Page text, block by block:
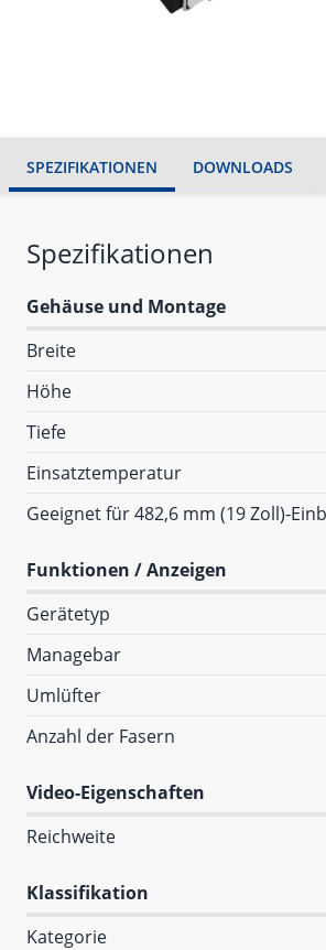
SPEZIFIKATIONEN DOWNLOADS
Spezifikationen
Gehäuse und Montage
Breite
Höhe
Tiefe
Einsatztemperatur
Geeignet für 482,6 mm (19 Zoll)-
Funktionen / Anzeigen
Gerätetyp
Managebar
Umlüfter
Anzahl der Fasern
Video-Eigenschaften
Reichweite
Klassifikation
Kategorie